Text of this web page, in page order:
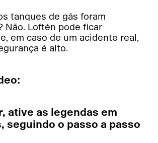
tanques de gás foram
Não. Loftén pode ficar
em caso de um acidente real,
é alto.
ative as legendas em
seguindo o passo a passo